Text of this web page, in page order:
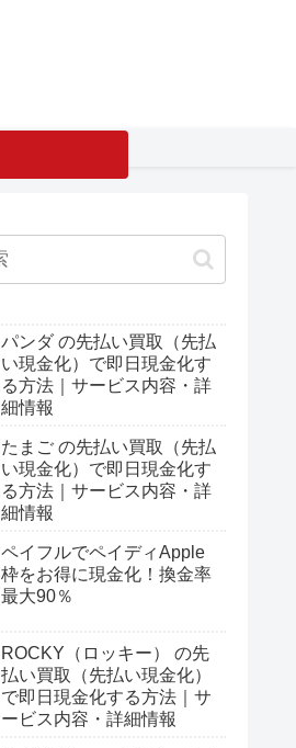
パンダ の先払い買取（先払
い現金化）で即日現金化す
る方法｜サービス内容・詳
細情報
たまご の先払い買取（先払
い現金化）で即日現金化す
る方法｜サービス内容・詳
細情報
ペイフルでペイディApple
枠をお得に現金化！換金率
最大90％
ROCKY（ロッキー） の先
払い買取（先払い現金化）
で即日現金化する方法｜サ
ービス内容・詳細情報